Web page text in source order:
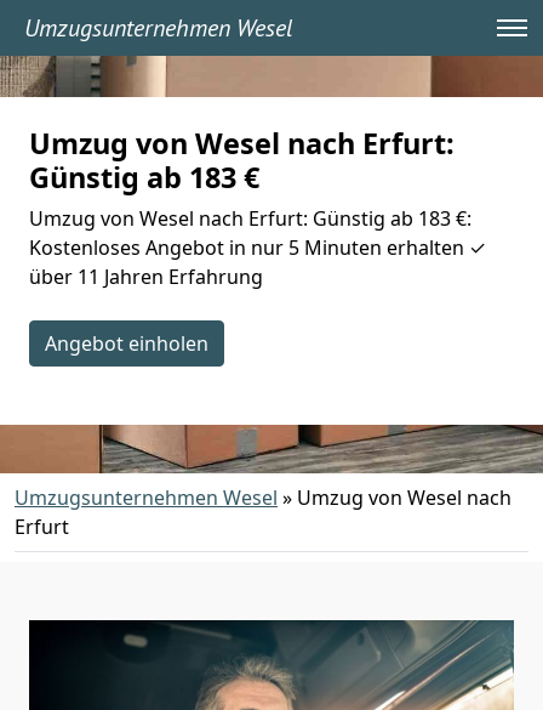
Umzugsunternehmen Wesel
Umzug von Wesel nach Erfurt:
Günstig ab 183 €
Umzug von Wesel nach Erfurt: Günstig ab 183 €:
Kostenloses Angebot in nur 5 Minuten erhalten ✓
über 11 Jahren Erfahrung
Angebot einholen
Umzugsunternehmen Wesel » Umzug von Wesel nach
Erfurt